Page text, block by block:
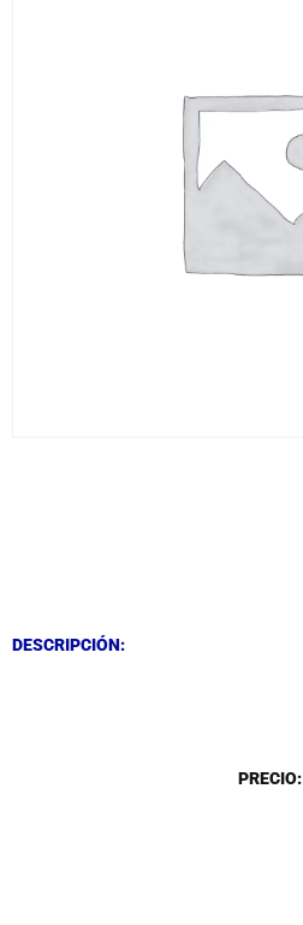
DESCRIPCIÓN:
PRECIO: